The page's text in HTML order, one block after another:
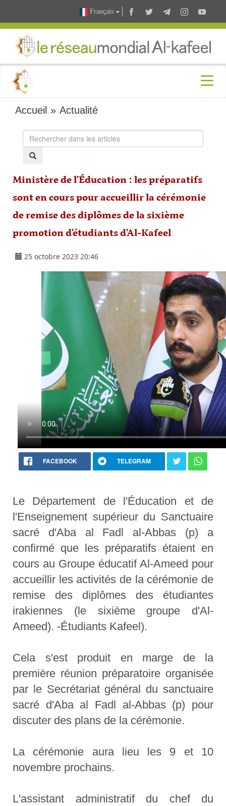
Français
Accueil »Actualité
Ministère de l'Éducation : les préparatifs
sont en cours pour accueillir la cérémonie
de remise des diplômes de la sixième
promotion d'étudiants d'Al-Kafeel
25 octobre 2023 20:46
FACEBOOK TELEGRAM
Le Département de l'Éducation et de
l'Enseignement supérieur du Sanctuaire
sacré d'Aba al Fadl al-Abbas (p) a
confirmé que les préparatifs étaient en
cours au Groupe éducatif Al-Ameed pour
accueillir les activités de la cérémonie de
remise des diplômes des étudiantes
irakiennes (le sixième groupe d'Al-
Ameed). -Étudiants Kafeel).
Cela s'est produit en marge de la
première réunion préparatoire organisée
par le Secrétariat général du sanctuaire
sacré d'Aba al Fadl al-Abbas (p) pour
discuter des plans de la cérémonie.
La cérémonie aura lieu les 9 et 10
novembre prochains.
L'assistant administratif du chef du